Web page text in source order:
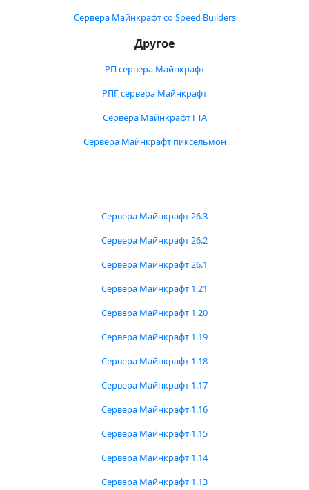
Сервера Майнкрафт со Speed Builders
Другое
РП сервера Майнкрафт
РПГ сервера Майнкрафт
Сервера Майнкрафт ГТА
Сервера Майнкрафт пиксельмон
Сервера Майнкрафт 26.3
Сервера Майнкрафт 26.2
Сервера Майнкрафт 26.1
Сервера Майнкрафт 1.21
Сервера Майнкрафт 1.20
Сервера Майнкрафт 1.19
Сервера Майнкрафт 1.18
Сервера Майнкрафт 1.17
Сервера Майнкрафт 1.16
Сервера Майнкрафт 1.15
Сервера Майнкрафт 1.14
Сервера Майнкрафт 1.13